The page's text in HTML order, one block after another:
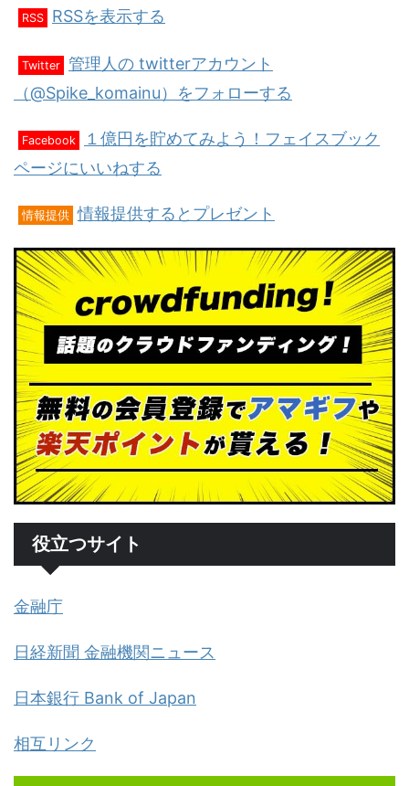
RSS RSSを表示する
Twitter 管理人の twitterアカウント
（@Spike_komainu）をフォローする
Facebook
１億円を貯めてみよう！フェイスブック
ページにいいねする
情報提供 情報提供するとプレゼント
役立つサイト
金融庁
日経新聞 金融機関ニュース
日本銀行 Bank of Japan
相互リンク